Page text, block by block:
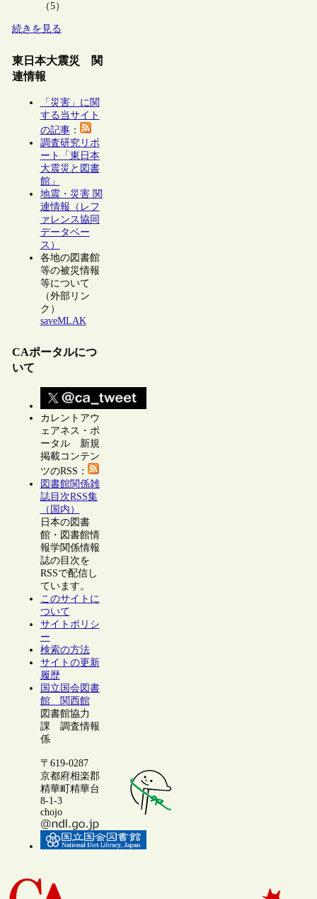
（5）
続きを見る
東日本大震災 関
連情報
「災害」に関
する当サイト
の記事：
調査研究リポ
ート「東日本
大震災と図書
館」
地震・災害 関
連情報（レフ
ァレンス協同
データベー
ス）
各地の図書館
等の被災情報
等について
（外部リン
ク）
saveMLAK
CAポータルにつ
いて
カレントアウ
ェアネス・ポ
ータル 新規
掲載コンテン
ツのRSS：
図書館関係雑
誌目次RSS集
（国内）
日本の図書
館・図書館情
報学関係情報
誌の目次を
RSSで配信し
ています。
このサイトに
ついて
サイトポリシ
ー
検索の方法
サイトの更新
履歴
国立国会図書
館 関西館
図書館協力
課 調査情報
係
〒619-0287
京都府相楽郡
精華町精華台
8-1-3
chojo